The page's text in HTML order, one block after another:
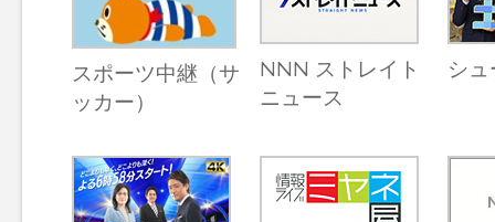
スポーツ中継（サ
ッカー）
NNN ストレイト
ニュース
シ